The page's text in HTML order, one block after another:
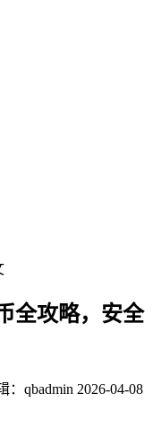
全攻略，安全
qbadmin 2026-04-08